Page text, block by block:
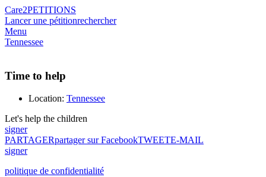
Care2PETITIONS
Lancer une pétitionrechercher
Menu
Tennessee
Time to help
Location: Tennessee
Let's help the children
signer
PARTAGERpartager sur FacebookTWEETE-MAIL
signer
politique de confidentialité